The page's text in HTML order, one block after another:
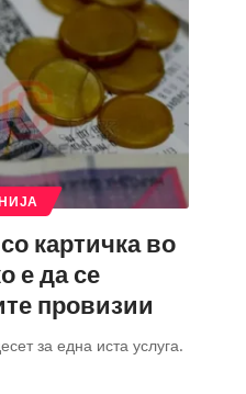
картичка во
е да се
провизии
за една иста услуга.